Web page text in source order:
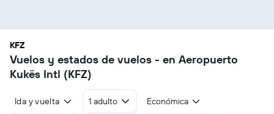
KFZ
Vuelos y estados de vuelos - en Aeropuerto
Kukës Intl (KFZ)
Ida y vuelta 1 adulto Económica